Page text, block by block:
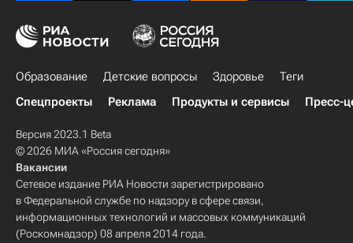
Образование Детские вопросы Здоровье
Теги
Спецпроекты
Реклама Продукты и сервисы Пресс-
Версия 2023.1 Beta
© 2026 МИА «Россия сегодня»
Вакансии
Сетевое издание РИА Новости зарегистрировано
в Федеральной службе по надзору в сфере связи,
информационных технологий и массовых коммуникаций
(Роскомнадзор) 08 апреля 2014 года.